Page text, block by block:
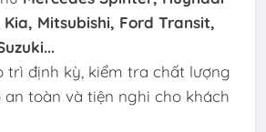
Mitsubishi, Ford Transit,
trì định kỳ, kiểm tra chất lượng
an toàn và tiện nghi cho khách